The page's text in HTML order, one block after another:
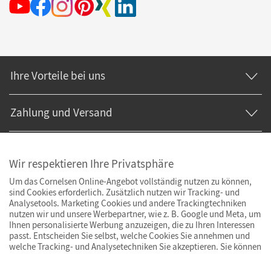
Ihre Vorteile bei uns
Zahlung und Versand
Wir respektieren Ihre Privatsphäre
Um das Cornelsen Online-Angebot vollständig nutzen zu können,
sind Cookies erforderlich. Zusätzlich nutzen wir Tracking- und
Analysetools. Marketing Cookies und andere Trackingtechniken
nutzen wir und unsere Werbepartner, wie z. B. Google und Meta, um
Ihnen personalisierte Werbung anzuzeigen, die zu Ihren Interessen
passt. Entscheiden Sie selbst, welche Cookies Sie annehmen und
welche Tracking- und Analysetechniken Sie akzeptieren. Sie können